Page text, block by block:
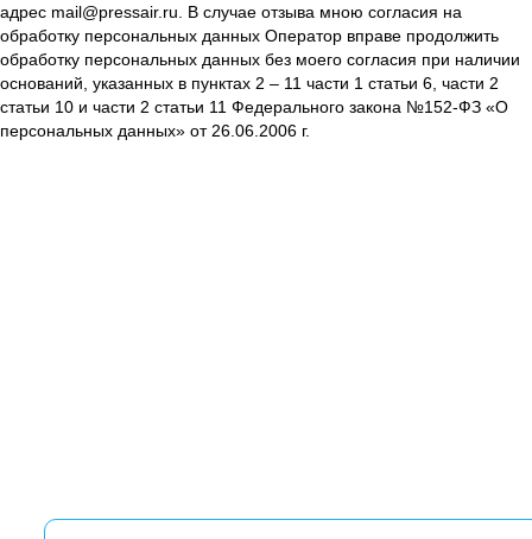
адрес mail@pressair.ru. В случае отзыва мною согласия на
обработку персональных данных Оператор вправе продолжить
обработку персональных данных без моего согласия при наличии
оснований, указанных в пунктах 2 – 11 части 1 статьи 6, части 2
статьи 10 и части 2 статьи 11 Федерального закона №152-ФЗ «О
персональных данных» от 26.06.2006 г.